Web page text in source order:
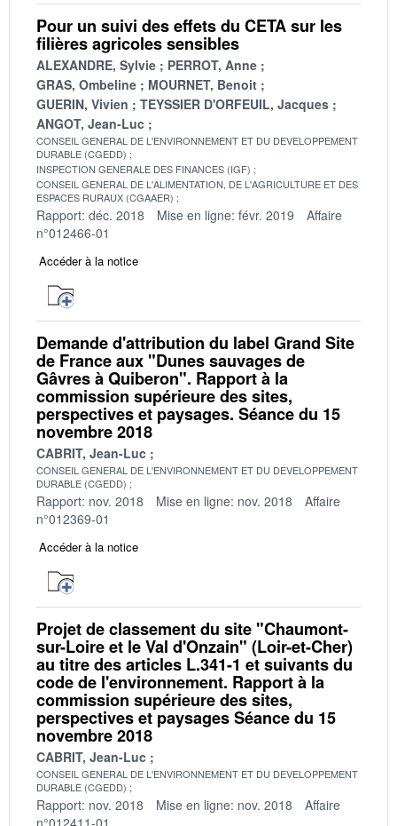
Pour un suivi des effets du CETA sur les
filières agricoles sensibles
ALEXANDRE, Sylvie
PERROT, Anne
GRAS, Ombeline
MOURNET, Benoit
GUERIN, Vivien
TEYSSIER D'ORFEUIL, Jacques
ANGOT, Jean-Luc
CONSEIL GENERAL DE L'ENVIRONNEMENT ET DU DEVELOPPEMENT
DURABLE (CGEDD)
INSPECTION GENERALE DES FINANCES (IGF)
CONSEIL GENERAL DE L'ALIMENTATION, DE L'AGRICULTURE ET DES
ESPACES RURAUX (CGAAER)
Rapport: déc. 2018 Mise en ligne: févr. 2019
Affaire
n°012466-01
Accéder à la notice
Demande d'attribution du label Grand Site
de France aux "Dunes sauvages de
Gâvres à Quiberon". Rapport à la
commission supérieure des sites,
perspectives et paysages. Séance du 15
novembre 2018
CABRIT, Jean-Luc
CONSEIL GENERAL DE L'ENVIRONNEMENT ET DU DEVELOPPEMENT
DURABLE (CGEDD)
Rapport: nov. 2018 Mise en ligne: nov. 2018
Affaire
n°012369-01
Accéder à la notice
Projet de classement du site "Chaumont-
sur-Loire et le Val d'Onzain" (Loir-et-Cher)
au titre des articles L.341-1 et suivants du
code de l'environnement. Rapport à la
commission supérieure des sites,
perspectives et paysages Séance du 15
novembre 2018
CABRIT, Jean-Luc
CONSEIL GENERAL DE L'ENVIRONNEMENT ET DU DEVELOPPEMENT
DURABLE (CGEDD)
Rapport: nov. 2018 Mise en ligne: nov. 2018
Affaire
n°012411-01